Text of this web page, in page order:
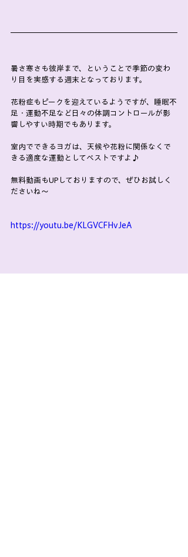
暑さ寒さも彼岸まで、ということで季節の変わ
り目を実感する週末となっております。
花粉症もピークを迎えているようですが、睡眠不
足・運動不足など日々の体調コントロールが影
響しやすい時期でもあります。
室内でできるヨガは、天候や花粉に関係なくで
きる適度な運動としてベストですよ♪
無料動画もUPしておりますので、ぜひお試しく
ださいね～
https://youtu.be/KLGVCFHvJeA